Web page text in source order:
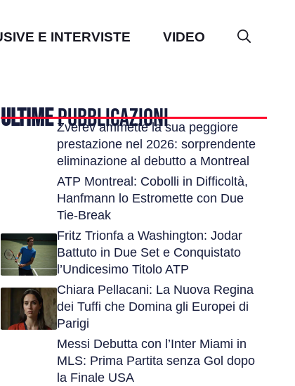
E INTERVISTE VIDEO
ULTIMEPUBBLICAZIONI
Zverev ammette la sua peggiore
prestazione nel 2026: sorprendente
eliminazione al debutto a Montreal
ATP Montreal: Cobolli in Difficoltà,
Hanfmann lo Estromette con Due
Tie-Break
Fritz Trionfa a Washington: Jodar
Battuto in Due Set e Conquistato
l’Undicesimo Titolo ATP
Chiara Pellacani: La Nuova Regina
dei Tuffi che Domina gli Europei di
Parigi
Messi Debutta con l’Inter Miami in
MLS: Prima Partita senza Gol dopo
la Finale USA